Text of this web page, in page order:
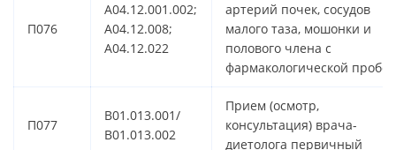
П076
A04.12.001.002;
A04.12.008;
A04.12.022
артерий почек, сосудов
малого таза, мошонки и
полового члена с
фармакологической пробой
П077
B01.013.001/
B01.013.002
Прием (осмотр,
консультация) врача-
диетолога первичный